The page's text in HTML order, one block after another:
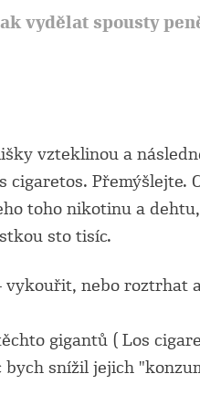
vydělat spousty
vzteklinou a
cigaretos.
toho nikotinu a
sto tisíc.
nebo roztrhat
gigantů ( Los
snížil jejich